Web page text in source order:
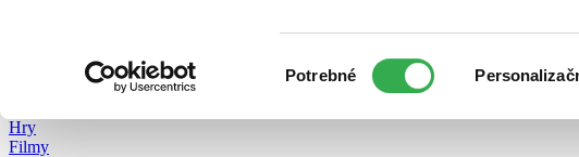
súhlasu
Potrebné
Hry
Filmy